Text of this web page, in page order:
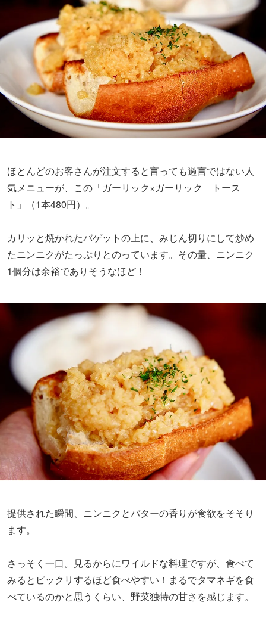
ほとんどのお客さんが注文すると言っても過言ではない人
気メニューが、この「ガーリック×ガーリック トース
ト」（1本480円）。
カリッと焼かれたバゲットの上に、みじん切りにして炒め
たニンニクがたっぷりとのっています。その量、ニンニク
1個分は余裕でありそうなほど！
提供された瞬間、ニンニクとバターの香りが食欲をそそり
ます。
さっそく一口。見るからにワイルドな料理ですが、食べて
みるとビックリするほど食べやすい！まるでタマネギを食
べているのかと思うくらい、野菜独特の甘さを感じます。